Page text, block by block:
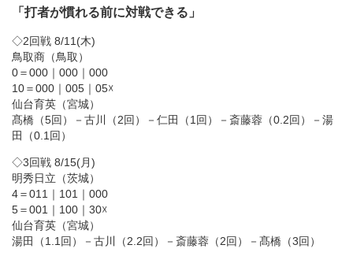
「打者が慣れる前に対戦できる」
◇2回戦 8/11(木)
鳥取商（鳥取）
0＝000｜000｜000
10＝000｜005｜05☓
仙台育英（宮城）
髙橋（5回）－古川（2回）－仁田（1回）－斎藤蓉（0.2回）－湯
田（0.1回）
◇3回戦 8/15(月)
明秀日立（茨城）
4＝011｜101｜000
5＝001｜100｜30☓
仙台育英（宮城）
湯田（1.1回）－古川（2.2回）－斎藤蓉（2回）－髙橋（3回）